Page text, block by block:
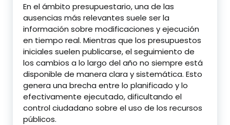
En el ámbito presupuestario, una de las
ausencias más relevantes suele ser la
información sobre modificaciones y ejecución
en tiempo real. Mientras que los presupuestos
iniciales suelen publicarse, el seguimiento de
los cambios a lo largo del año no siempre está
disponible de manera clara y sistemática. Esto
genera una brecha entre lo planificado y lo
efectivamente ejecutado, dificultando el
control ciudadano sobre el uso de los recursos
públicos.